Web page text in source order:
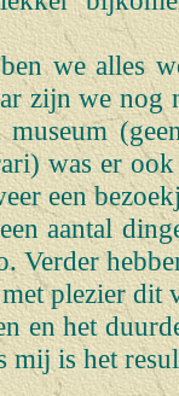
we alles
zijn we nog
was er
een
aantal
Verder
plezier dit
en het
mij is het